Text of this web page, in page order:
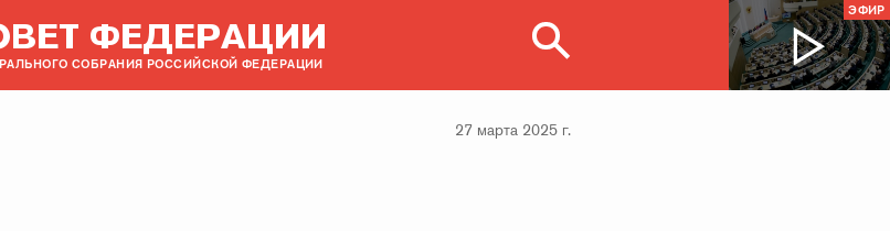
ФЕДЕРАЦИИ
СОБРАНИЯ РОССИЙСКОЙ ФЕДЕРАЦИИ
ЭФИР
27 марта 2025 г.